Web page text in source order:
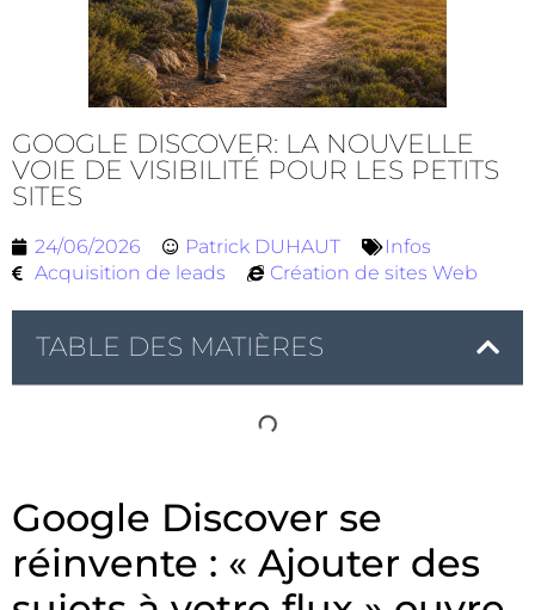
GOOGLE DISCOVER: LA NOUVELLE
VOIE DE VISIBILITÉ POUR LES PETITS
SITES
24/06/2026 Patrick DUHAUT
Infos
Acquisition de leads
Création de sites Web
TABLE DES MATIÈRES
Google Discover se
réinvente : « Ajouter des